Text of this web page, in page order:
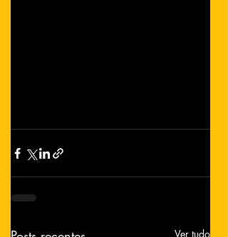
Ver tudo